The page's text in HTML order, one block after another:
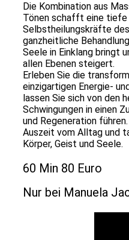
Die Kombination aus
Tönen schafft eine tiefe
Selbstheilungskräfte
ganzheitliche
Seele in Einklang bringt
allen Ebenen steigert.
Erleben Sie die
einzigartigen Energie-
lassen Sie sich von den
Schwingungen in einen
und Regeneration
Auszeit vom Alltag und
Körper, Geist und Seele.
60 Min 80 Euro
Nur bei Manuela